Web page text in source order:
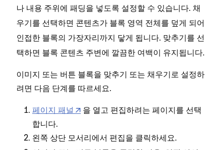
나 내용 주위에 패딩을 넣도록 설정할 수 있습니다. 채
우기 를 선택하면 콘텐츠가 블록 영역 전체를 덮게 되어
인접한 블록의 가장자리까지 닿게 됩니다. 맞추기 를 선
택하면 블록 콘텐츠 주변에 깔끔한 여백이 유지됩니다.
이미지 또는 버튼 블록을 맞추기 또는 채우기로 설정하
려면 다음 단계를 따르세요.
페이지 패널
을 열고 편집하려는 페이지를 선택
합니다.
왼쪽 상단 모서리에서 편집을 클릭하세요.